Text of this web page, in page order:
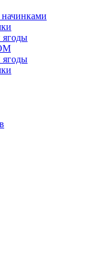
ягоды
ягоды